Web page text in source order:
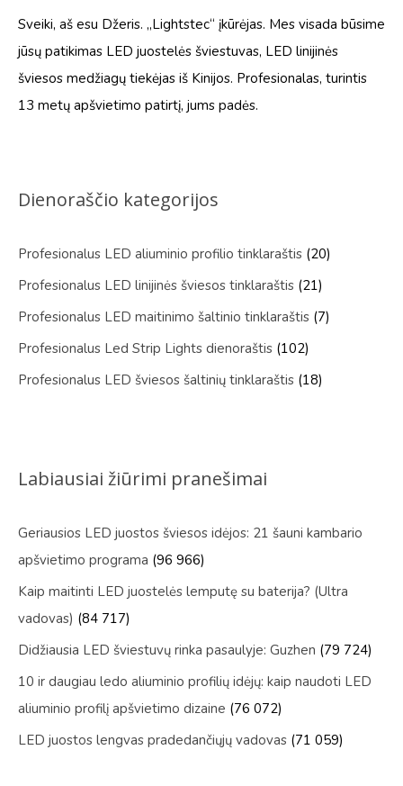
Sveiki, aš esu Džeris. „Lightstec“ įkūrėjas. Mes visada būsime
jūsų patikimas LED juostelės šviestuvas, LED linijinės
šviesos medžiagų tiekėjas iš Kinijos. Profesionalas, turintis
13 metų apšvietimo patirtį, jums padės.
Dienoraščio kategorijos
Profesionalus LED aliuminio profilio tinklaraštis (20)
Profesionalus LED linijinės šviesos tinklaraštis (21)
Profesionalus LED maitinimo šaltinio tinklaraštis (7)
Profesionalus Led Strip Lights dienoraštis (102)
Profesionalus LED šviesos šaltinių tinklaraštis (18)
Labiausiai žiūrimi pranešimai
Geriausios LED juostos šviesos idėjos: 21 šauni kambario
apšvietimo programa (96 966)
Kaip maitinti LED juostelės lemputę su baterija? (Ultra
vadovas) (84 717)
Didžiausia LED šviestuvų rinka pasaulyje: Guzhen (79 724)
10 ir daugiau ledo aliuminio profilių idėjų: kaip naudoti LED
aliuminio profilį apšvietimo dizaine (76 072)
LED juostos lengvas pradedančiųjų vadovas (71 059)